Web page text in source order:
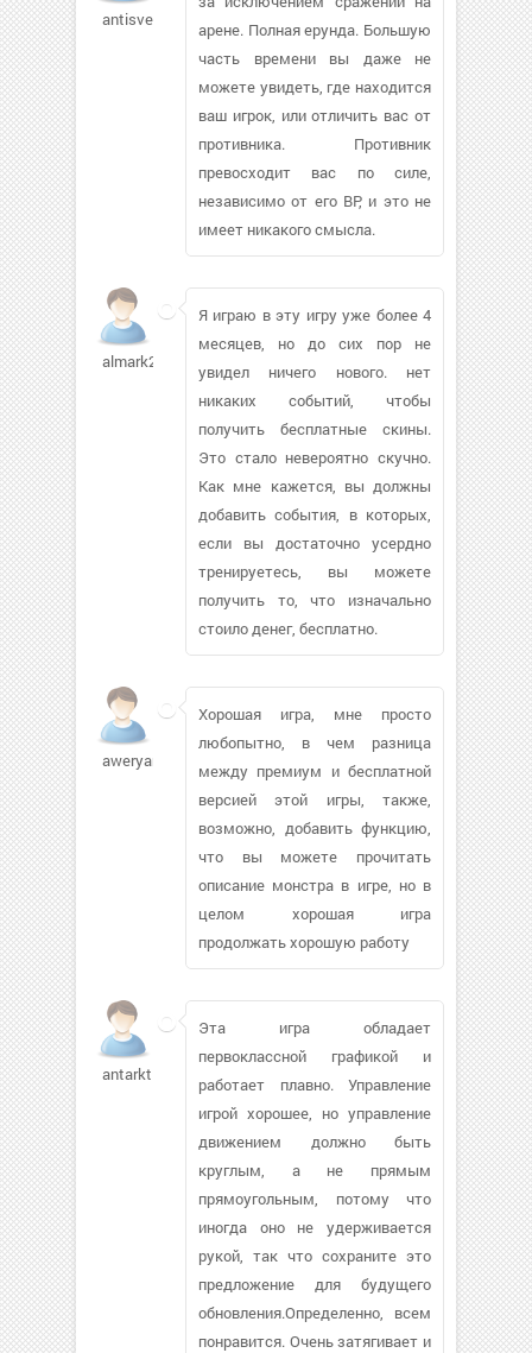
antisvetka941 арене. Полная ерунда. Большую
часть времени вы даже не
можете увидеть, где находится
ваш игрок, или отличить вас от
противника. Противник
превосходит вас по силе,
независимо от его ВР, и это не
имеет никакого смысла.
almark2887
Я играю в эту игру уже более 4
месяцев, но до сих пор не
увидел ничего нового. нет
никаких событий, чтобы
получить бесплатные скины.
Это стало невероятно скучно.
Как мне кажется, вы должны
добавить события, в которых,
если вы достаточно усердно
тренируетесь, вы можете
получить то, что изначально
стоило денег, бесплатно.
aweryan827
Хорошая игра, мне просто
любопытно, в чем разница
между премиум и бесплатной
версией этой игры, также,
возможно, добавить функцию,
что вы можете прочитать
описание монстра в игре, но в
целом хорошая игра
продолжать хорошую работу
antarktika
Эта игра обладает
первоклассной графикой и
работает плавно. Управление
игрой хорошее, но управление
движением должно быть
круглым, а не прямым
прямоугольным, потому что
иногда оно не удерживается
рукой, так что сохраните это
предложение для будущего
обновления.Определенно, всем
понравится. Очень затягивает и